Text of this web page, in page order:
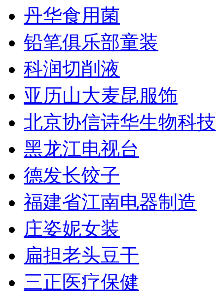
丹华食用菌
铅笔俱乐部童装
科润切削液
亚历山大麦昆服饰
北京协信诗华生物科技
黑龙江电视台
德发长饺子
福建省江南电器制造
庄姿妮女装
扁担老头豆干
三正医疗保健